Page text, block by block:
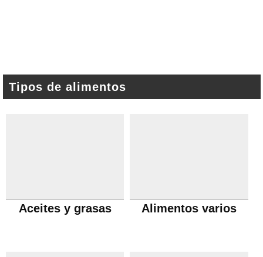
Tipos de alimentos
Aceites y grasas Alimentos varios